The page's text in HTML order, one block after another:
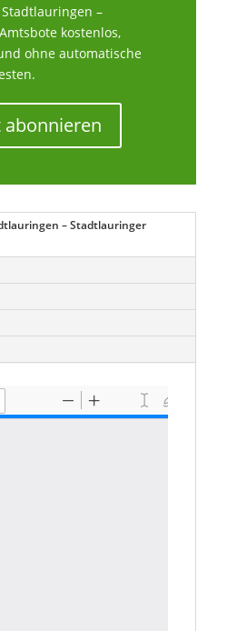
–
kostenlos,
ohne automatische
abonnieren
– Stadtlauringer